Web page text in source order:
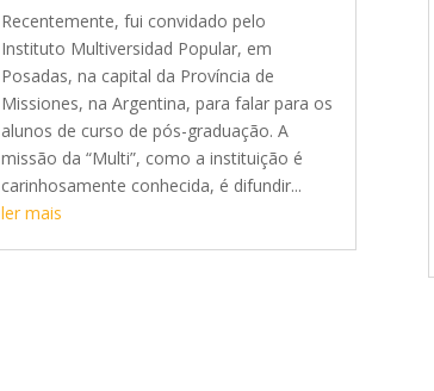
Recentemente, fui convidado pelo
Instituto Multiversidad Popular, em
Posadas, na capital da Província de
Missiones, na Argentina, para falar para os
alunos de curso de pós-graduação. A
missão da “Multi”, como a instituição é
carinhosamente conhecida, é difundir...
ler mais